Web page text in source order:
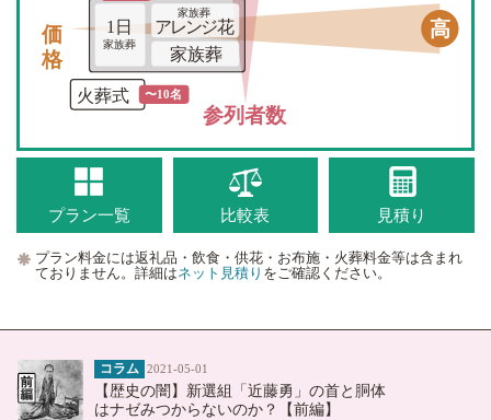
参列者数
価格
火葬式
高
1日
家族葬
〜10名
家族葬
アレンジ花
家族葬
プラン一覧 比較表 見積り
プラン料金には返礼品・飲食・供花・お布施・火葬料金等は含まれ
ておりません。詳細はネット見積り をご確認ください。
コラム 2021-05-01
【歴史の闇】新選組「近藤勇」の首と胴体
はナゼみつからないのか？【前編】